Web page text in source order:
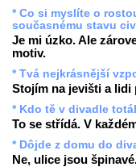
* Co si myslíte o
současnému stavu
Je mi úzko. Ale
motiv.
* Tvá nejkrásnější
Stojím na jevišti a lidi
* Kdo tě v divadle
To se střídá. V
* Dôjde z domu do
Ne, ulice jsou